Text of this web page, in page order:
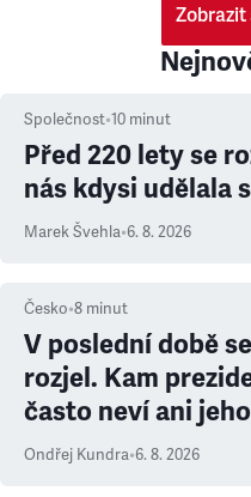
Zobrazit
Společnost•10 minut
Před 220 lety se
nás kdysi udělala
Marek Švehla•6. 8. 2026
Česko•8 minut
V poslední době
rozjel. Kam
často neví ani
Ondřej Kundra•6. 8. 2026